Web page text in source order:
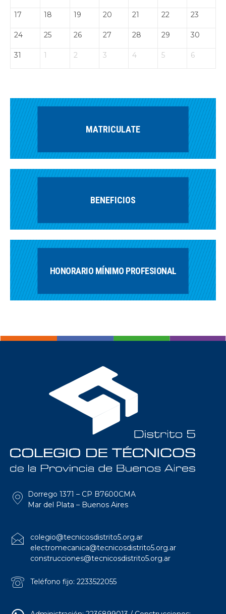
17 18 19 20 21 22 23
24 25 26 27 28 29 30
31 1 2 3 4 5 6
MATRICULATE
BENEFICIOS
HONORARIO MÍNIMO PROFESIONAL
Dorrego 1371 – CP B7600CMA
Mar del Plata – Buenos Aires
colegio@tecnicosdistrito5.org.ar
electromecanica@tecnicosdistrito5.org.ar
construcciones@tecnicosdistrito5.org.ar
Teléfono fijo: 2233522055